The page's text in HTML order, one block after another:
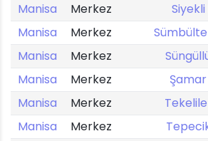
Manisa
Merkez
Manisa
Merkez
Manisa
Merkez
Manisa
Merkez
Manisa
Merkez
Manisa
Merkez